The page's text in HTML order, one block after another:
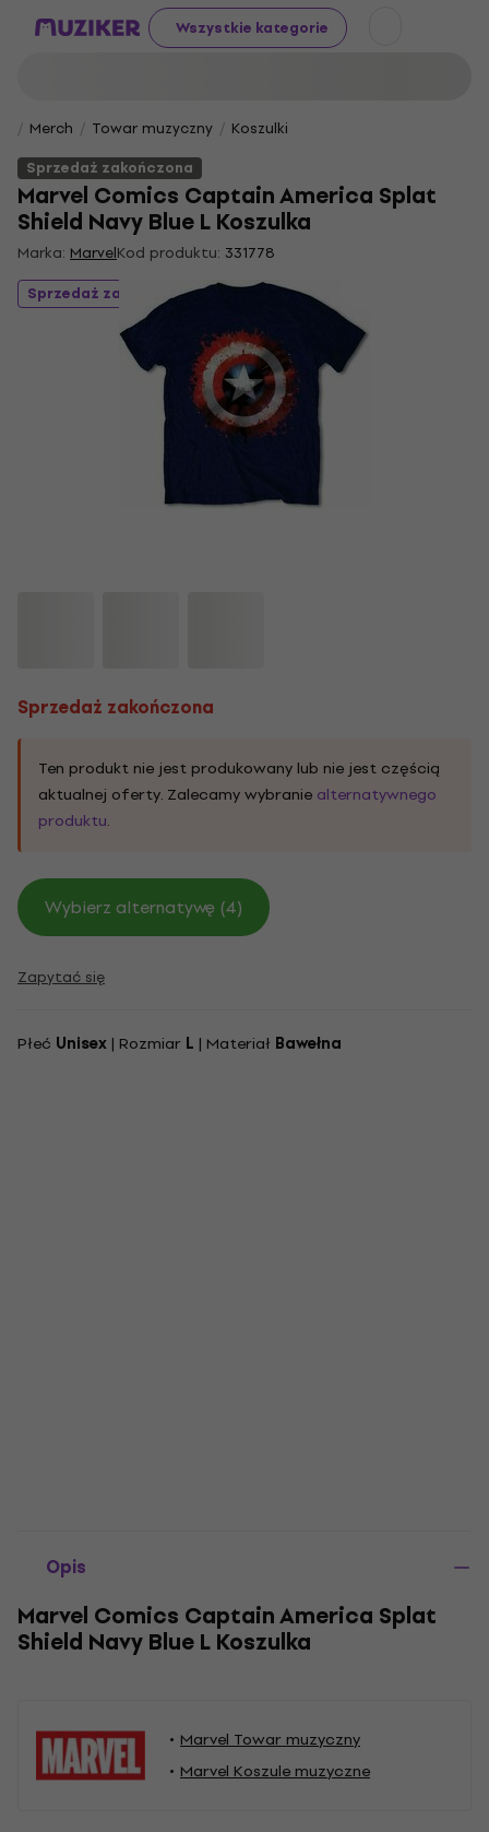
Wszystkie kategorie
Merch Towar muzyczny
Koszulki
Sprzedaż zakończona
Marvel Comics Captain America Splat
Shield Navy Blue L Koszulka
Marka: MarvelKod produktu: 331778
Sprzedaż zakończona
Sprzedaż zakończona
Ten produkt nie jest produkowany lub nie jest częścią
aktualnej oferty. Zalecamy wybranie alternatywnego
produktu.
Wybierz alternatywę (4)
Zapytać się
Płeć Unisex | Rozmiar L | Materiał Bawełna
Opis
Marvel Comics Captain America Splat
Shield Navy Blue L Koszulka
Marvel Towar muzyczny
Marvel Koszule muzyczne